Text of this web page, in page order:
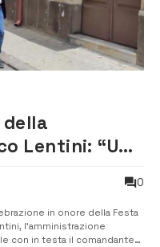
Lentini: “Un
0
in onore della Festa
l’amministrazione
con in testa il comandante